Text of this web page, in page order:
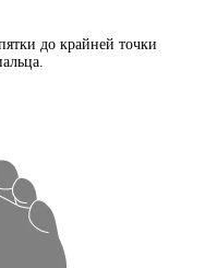
до крайней точки